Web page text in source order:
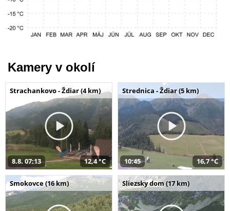
Kamery v okolí
Strachankovo - Ždiar (4 km)
8.8. 07:13 12,4 °C
Strednica - Ždiar (5 km)
10:45 16,7 °C
Smokovce (16 km) Sliezsky dom (17 km)